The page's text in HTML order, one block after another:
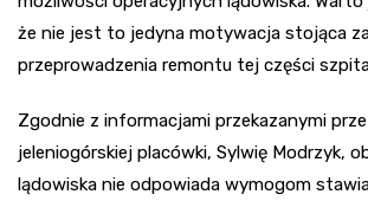
że nie jest to jedyna motywacja stojąca
przeprowadzenia remontu tej części
Zgodnie z informacjami przekazanymi
jeleniogórskiej placówki, Sylwię Modrzyk,
lądowiska nie odpowiada wymogom